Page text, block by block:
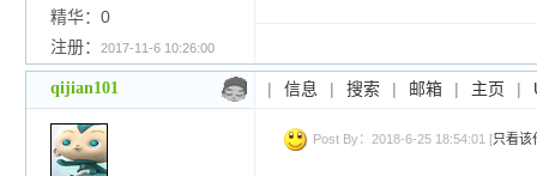
精华：0
注册：
2017-11-6 10:26:00
qijian101 | 信息 | 搜索 | 邮箱 | 主页 |
Post By：2018-6-25 18:54:01 [只看该